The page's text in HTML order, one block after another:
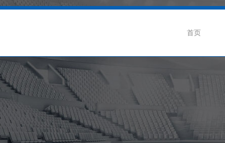
首页
企业荣誉
生产基地
蝶阀 卫生级隔膜阀系列 卫生级球阀系